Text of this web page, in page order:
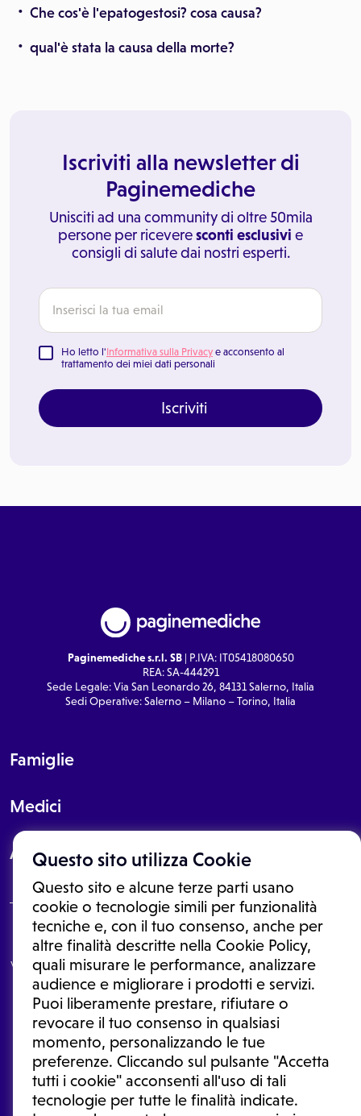
Questo sito utilizza Cookie
Questo sito e alcune terze parti usano
cookie o tecnologie simili per funzionalità
tecniche e, con il tuo consenso, anche per
altre finalità descritte nella Cookie Policy,
quali misurare le performance, analizzare
audience e migliorare i prodotti e servizi.
Puoi liberamente prestare, rifiutare o
revocare il tuo consenso in qualsiasi
momento, personalizzando le tue
preferenze. Cliccando sul pulsante "Accetta
tutti i cookie" acconsenti all'uso di tali
tecnologie per tutte le finalità indicate.
Che cos'è l'epatogestosi? cosa causa?
qual'è stata la causa della morte?
Iscriviti alla newsletter di
Paginemediche
Unisciti ad una community di oltre 50mila
persone per riceveresconti esclusivi e
consigli di salute dai nostri esperti.
Ho letto l'Informativa sulla Privacy e acconsento al
trattamento dei miei dati personali
Iscriviti
Paginemediche s.r.l. SB| P.IVA: IT05418080650
REA: SA-444291
Sede Legale: Via San Leonardo 26, 84131 Salerno, Italia
Sedi Operative: Salerno – Milano – Torino, Italia
Famiglie
Medici
About
Le informazioni proposte in questo sito non sono un consulto medico.
In nessun caso, queste informazioni sostituiscono un consulto, una
visita o una diagnosi formulata dal medico. Non si devono considerare
le informazioni disponibili come suggerimenti per la formulazione di
una diagnosi, la determinazione di un trattamento o l'assunzione o
sospensione di un farmaco senza prima consultare un medico di
medicina generale o uno specialista.
Condizioni di utilizzo|Privacy Policy |Gestione cookie
Ⓒ 2025 | Tutti i diritti riservati.